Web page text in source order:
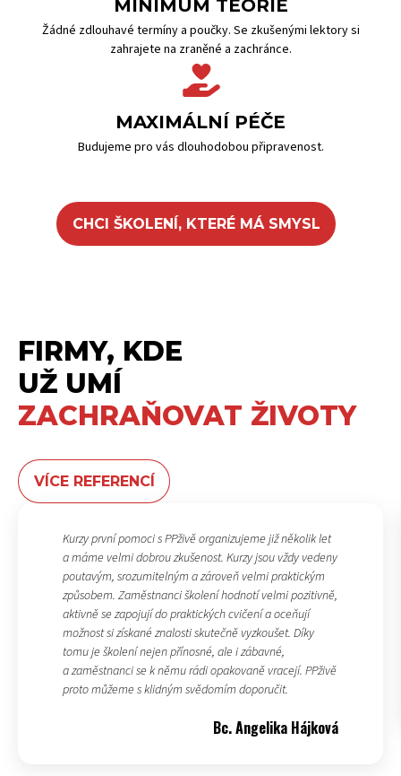
MINIMUM TEORIE
Žádné zdlouhavé termíny a poučky. Se zkušenými lektory si
zahrajete na zraněné a zachránce.
MAXIMÁLNÍ PÉČE
Budujeme pro vás dlouhodobou připravenost.
CHCI ŠKOLENÍ, KTERÉ MÁ SMYSL
FIRMY, KDE
UŽ UMÍ
ZACHRAŇOVAT ŽIVOTY
VÍCE REFERENCÍ
Kurzy první pomoci s PPživě organizujeme již několik let
a máme velmi dobrou zkušenost. Kurzy jsou vždy vedeny
poutavým, srozumitelným a zároveň velmi praktickým
způsobem. Zaměstnanci školení hodnotí velmi pozitivně,
aktivně se zapojují do praktických cvičení a oceňují
možnost si získané znalosti skutečně vyzkoušet. Díky
tomu je školení nejen přínosné, ale i zábavné,
a zaměstnanci se k němu rádi opakovaně vracejí. PPživě
proto můžeme s klidným svědomím doporučit.
Bc. Angelika Hájková